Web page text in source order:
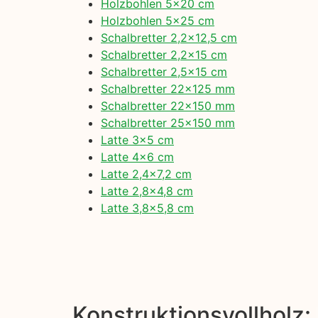
Holzbohlen 5×20 cm
Holzbohlen 5×25 cm
Schalbretter 2,2×12,5 cm
Schalbretter 2,2×15 cm
Schalbretter 2,5×15 cm
Schalbretter 22×125 mm
Schalbretter 22×150 mm
Schalbretter 25×150 mm
Latte 3×5 cm
Latte 4×6 cm
Latte 2,4×7,2 cm
Latte 2,8×4,8 cm
Latte 3,8×5,8 cm